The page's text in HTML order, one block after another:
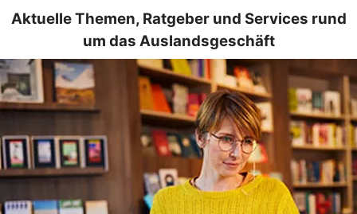
Aktuelle Themen, Ratgeber und Services rund
um das Auslandsgeschäft